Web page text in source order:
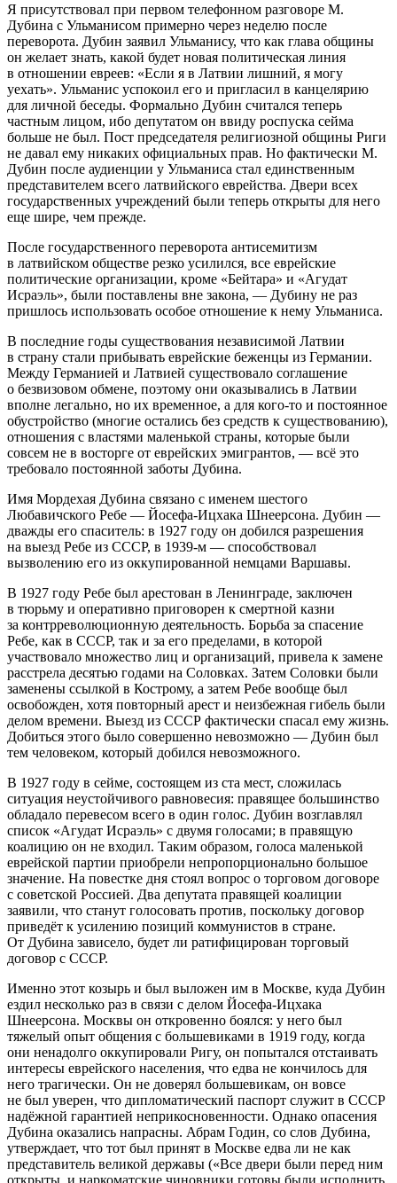
Я присутствовал при первом телефонном разговоре М.
Дубина с Ульманисом примерно через неделю после
переворота. Дубин заявил Ульманису, что как глава общины
он желает знать, какой будет новая политическая линия
в отношении евреев: «Если я в Латвии лишний, я могу
уехать». Ульманис успокоил его и пригласил в канцелярию
для личной беседы. Формально Дубин считался теперь
частным лицом, ибо депутатом он ввиду роспуска сейма
больше не был. Пост председателя религиозной общины Риги
не давал ему никаких официальных прав. Но фактически М.
Дубин после аудиенции у Ульманиса стал единственным
представителем всего латвийского еврейства. Двери всех
государственных учреждений были теперь открыты для него
еще шире, чем прежде.
После государственного переворота антисемитизм
в латвийском обществе резко усилился, все еврейские
политические организации, кроме «Бейтара» и «Агудат
Исраэль», были поставлены вне закона, — Дубину не раз
пришлось использовать особое отношение к нему Ульманиса.
В последние годы существования независимой Латвии
в страну стали прибывать еврейские беженцы из Германии.
Между Германией и Латвией существовало соглашение
о безвизовом обмене, поэтому они оказывались в Латвии
вполне легально, но их временное, а для кого-то и постоянное
обустройство (многие остались без средств к существованию),
отношения с властями маленькой страны, которые были
совсем не в восторге от еврейских эмигрантов, — всё это
требовало постоянной заботы Дубина.
Имя Мордехая Дубина связано с именем шестого
Любавичского Ребе — Йосефа-Ицхака Шнеерсона. Дубин —
дважды его спаситель: в 1927 году он добился разрешения
на выезд Ребе из СССР, в 1939-м — способствовал
вызволению его из оккупированной немцами Варшавы.
В 1927 году Ребе был арестован в Ленинграде, заключен
в тюрьму и оперативно приговорен к смертной казни
за контрреволюционную деятельность. Борьба за спасение
Ребе, как в СССР, так и за его пределами, в которой
участвовало множество лиц и организаций, привела к замене
расстрела десятью годами на Соловках. Затем Соловки были
заменены ссылкой в Кострому, а затем Ребе вообще был
освобожден, хотя повторный арест и неизбежная гибель были
делом времени. Выезд из СССР фактически спасал ему жизнь.
Добиться этого было совершенно невозможно — Дубин был
тем человеком, который добился невозможного.
В 1927 году в сейме, состоящем из ста мест, сложилась
ситуация неустойчивого равновесия: правящее большинство
обладало перевесом всего в один голос. Дубин возглавлял
список «Агудат Исраэль» с двумя голосами; в правящую
коалицию он не входил. Таким образом, голоса маленькой
еврейской партии приобрели непропорционально большое
значение. На повестке дня стоял вопрос о торговом договоре
с советской Россией. Два депутата правящей коалиции
заявили, что станут голосовать против, поскольку договор
приведёт к усилению позиций коммунистов в стране.
От Дубина зависело, будет ли ратифицирован торговый
договор с СССР.
Именно этот козырь и был выложен им в Москве, куда Дубин
ездил несколько раз в связи с делом Йосефа-Ицхака
Шнеерсона. Москвы он откровенно боялся: у него был
тяжелый опыт общения с большевиками в 1919 году, когда
они ненадолго оккупировали Ригу, он попытался отстаивать
интересы еврейского населения, что едва не кончилось для
него трагически. Он не доверял большевикам, он вовсе
не был уверен, что дипломатический паспорт служит в СССР
надёжной гарантией неприкосновенности. Однако опасения
Дубина оказались напрасны. Абрам Годин, со слов Дубина,
утверждает, что тот был принят в Москве едва ли не как
представитель великой державы («Все двери были перед ним
открыты, и наркоматские чиновники готовы были исполнить